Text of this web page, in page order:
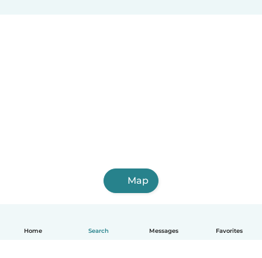
Home Search Messages Favorites
Map